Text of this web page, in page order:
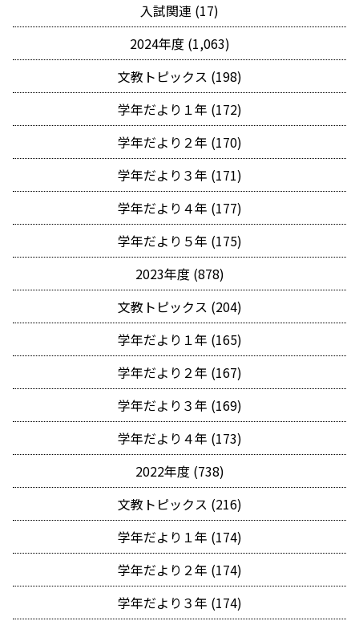
入試関連 (17)
2024年度 (1,063)
文教トピックス (198)
学年だより１年 (172)
学年だより２年 (170)
学年だより３年 (171)
学年だより４年 (177)
学年だより５年 (175)
2023年度 (878)
文教トピックス (204)
学年だより１年 (165)
学年だより２年 (167)
学年だより３年 (169)
学年だより４年 (173)
2022年度 (738)
文教トピックス (216)
学年だより１年 (174)
学年だより２年 (174)
学年だより３年 (174)